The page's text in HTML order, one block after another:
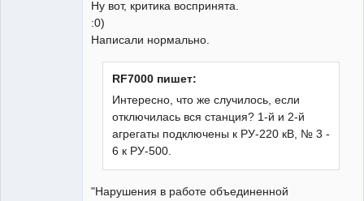
Ну вот, критика воспринята.
:0)
Написали нормально.
RF7000 пишет:
Интересно, что же случилось, если
отключилась вся станция? 1-й и 2-й
агрегаты подключены к РУ-220 кВ, № 3 -
6 к РУ-500.
"Нарушения в работе объединенной